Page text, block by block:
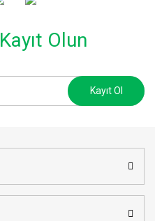
Kayıt Olun
Kayıt Ol